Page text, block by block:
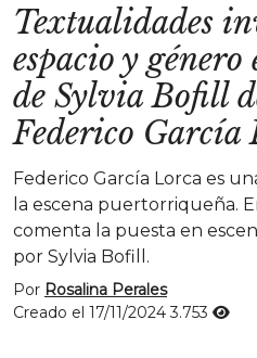
Textualidades
espacio y
de Sylvia Bofill
Federico García
Federico García Lorca es
la escena puertorriqueña.
comenta la puesta en
por Sylvia Bofill.
Por Rosalina Perales
Creado el 17/11/20243.753